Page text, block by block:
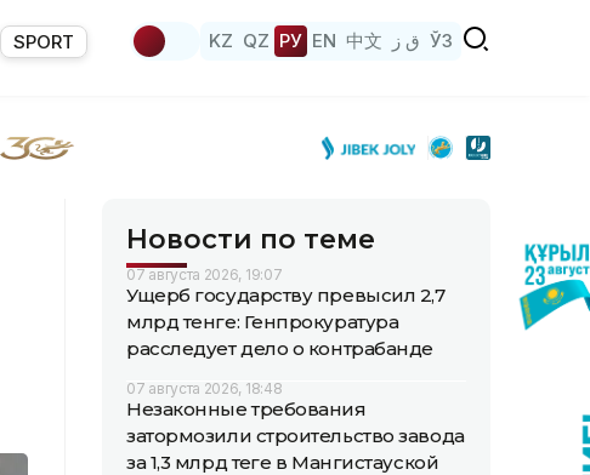
SPORT KZ QZ РУ EN 中文 ق ز ЎЗ
Новости по теме
07 августа 2026, 19:07
Ущерб государству превысил 2,7
млрд тенге: Генпрокуратура
расследует дело о контрабанде
07 августа 2026, 18:48
Незаконные требования
затормозили строительство завода
за 1,3 млрд теңге в Мангистауской